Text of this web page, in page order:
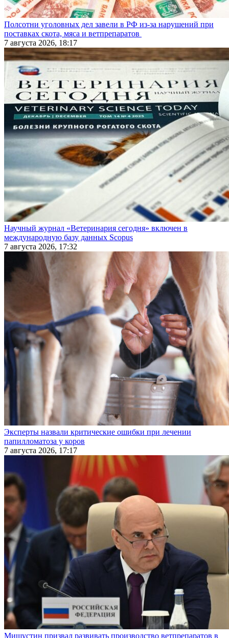
Полсотни уголовных дел завели в РФ из-за нарушений при
поставках скота, мяса и ветпрепаратов
7 августа 2026, 18:17
Научный журнал «Ветеринария сегодня» включен в
международную базу данных Scopus
7 августа 2026, 17:32
Эксперты назвали критические ошибки при лечении
папилломатоза у коров
7 августа 2026, 17:17
Мишустин призвал развивать производство ветпрепаратов в